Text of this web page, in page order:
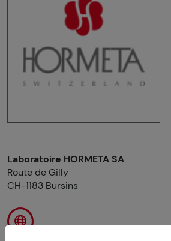
Laboratoire HORMETA SA
Route de Gilly
CH-1183 Bursins